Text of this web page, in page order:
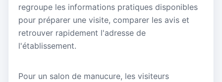
regroupe les informations pratiques disponibles
pour préparer une visite, comparer les avis et
retrouver rapidement l'adresse de
l'établissement.
Pour un salon de manucure, les visiteurs